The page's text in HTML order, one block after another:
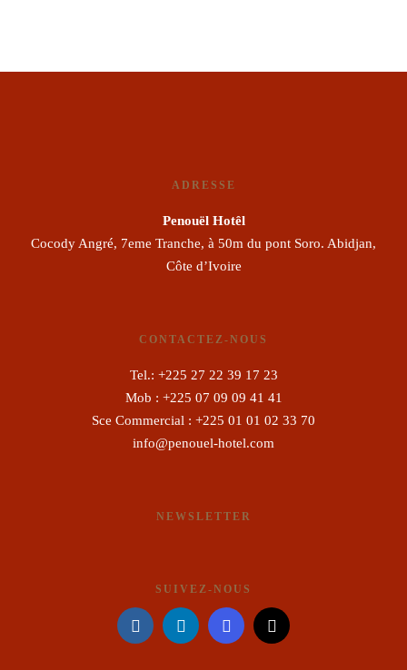
ADRESSE
Penouël Hotêl
Cocody Angré, 7eme Tranche, à 50m du pont Soro. Abidjan,
Côte d’Ivoire
CONTACTEZ-NOUS
Tel.: +225 27 22 39 17 23
Mob : +225 07 09 09 41 41
Sce Commercial : +225 01 01 02 33 70
info@penouel-hotel.com
NEWSLETTER
SUIVEZ-NOUS